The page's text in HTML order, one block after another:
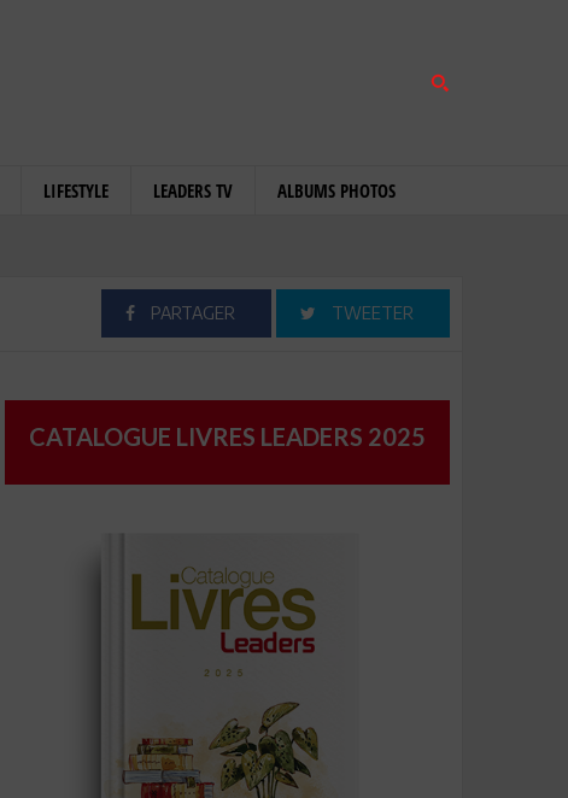
LIFESTYLE LEADERS TV ALBUMS PHOTOS
PARTAGER TWEETER
CATALOGUE LIVRES LEADERS 2025